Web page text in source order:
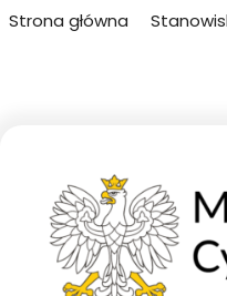
Jesteś
Strona główna